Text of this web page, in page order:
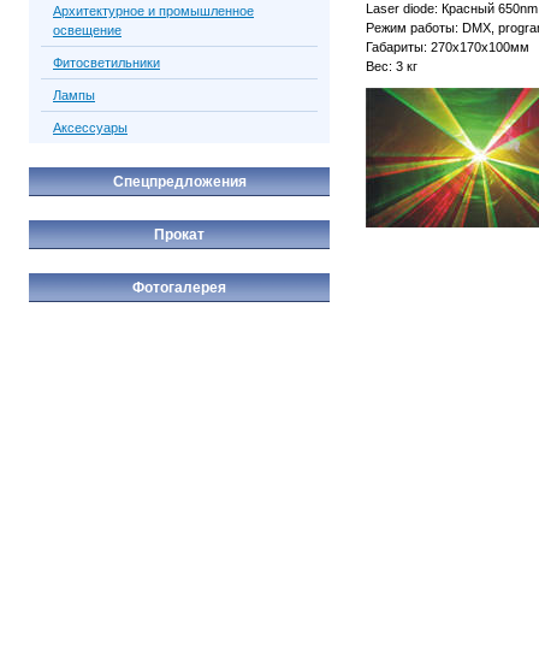
Laser diode: Красный
Режим работы: DMX,
Габариты: 270х170х100мм
Вес: 3 кг
Архитектурное и промышленное
освещение
Фитосветильники
Лампы
Аксессуары
Спецпредложения
Прокат
Фотогалерея